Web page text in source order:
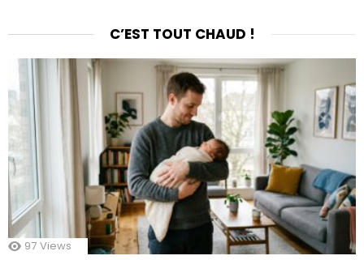
C’EST TOUT CHAUD !
97 Views